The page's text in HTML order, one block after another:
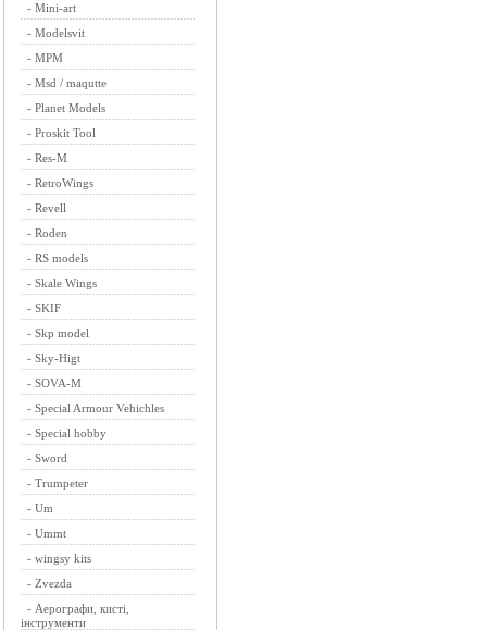
- Mini-art
- Modelsvit
- MPM
- Msd / maqutte
- Planet Models
- Proskit Tool
- Res-M
- RetroWings
- Revell
- Roden
- RS models
- Skale Wings
- SKIF
- Skp model
- Sky-Higt
- SOVA-M
- Special Armour Vehichles
- Special hobby
- Sword
- Trumpeter
- Um
- Ummt
- wingsy kits
- Zvezda
- Аерографи, кисті,
інструменти